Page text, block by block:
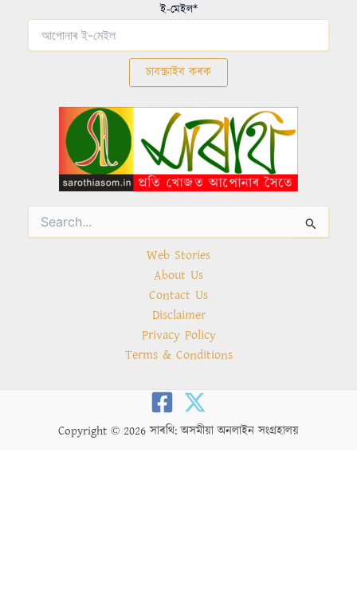
ই-মেইল*
Search
for:
Web Stories
About Us
Contact Us
Disclaimer
Privacy Policy
Terms & Conditions
Copyright © 2026 সাৰথি: অসমীয়া অনলাইন সংগ্ৰহালয়